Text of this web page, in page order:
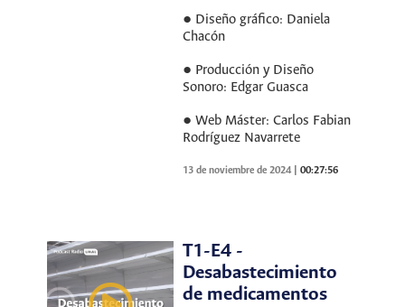
● Diseño gráfico: Daniela
Chacón
● Producción y Diseño
Sonoro: Edgar Guasca
● Web Máster: Carlos Fabian
Rodríguez Navarrete
13 de noviembre de 2024 |00:27:56
T1-E4 -
Desabastecimiento
de medicamentos